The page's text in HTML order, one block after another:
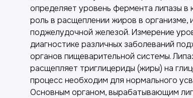
определяет уровень фермента липазы в
роль в расщеплении жиров в организме,
поджелудочной железой. Измерение
диагностике различных заболеваний
органов пищеварительной системы.
расщепляет триглицериды (жиры) на
процесс необходим для нормального
Основным органом, вырабатывающим